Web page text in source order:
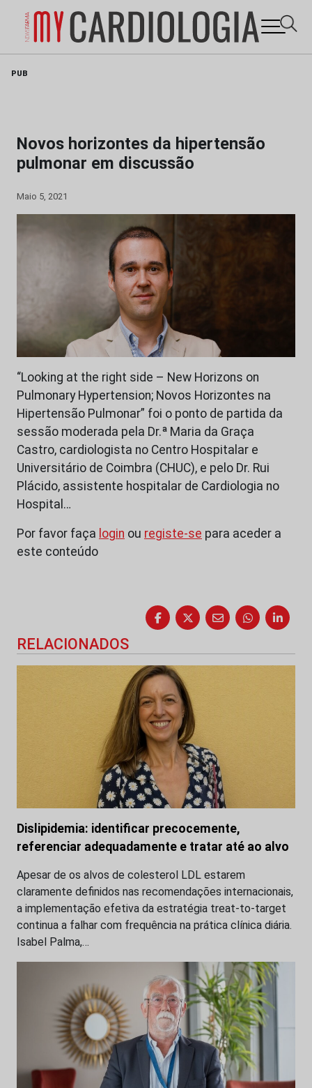
PUB
Novos horizontes da hipertensão
pulmonar em discussão
Maio 5, 2021
“Looking at the right side – New Horizons on
Pulmonary Hypertension; Novos Horizontes na
Hipertensão Pulmonar” foi o ponto de partida da
sessão moderada pela Dr.ª Maria da Graça
Castro, cardiologista no Centro Hospitalar e
Universitário de Coimbra (CHUC), e pelo Dr. Rui
Plácido, assistente hospitalar de Cardiologia no
Hospital…
Por favor faça login ou registe-se para aceder a
este conteúdo
RELACIONADOS
Dislipidemia: identificar precocemente,
referenciar adequadamente e tratar até ao alvo
Apesar de os alvos de colesterol LDL estarem
claramente definidos nas recomendações internacionais,
a implementação efetiva da estratégia treat-to-target
continua a falhar com frequência na prática clínica diária.
Isabel Palma,…